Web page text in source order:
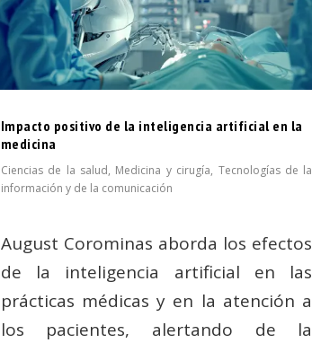
Impacto positivo de la inteligencia artificial en la
medicina
Ciencias de la salud, Medicina y cirugía, Tecnologías de la
información y de la comunicación
August Corominas aborda los efectos
de la inteligencia artificial en las
prácticas médicas y en la atención a
los pacientes, alertando de la